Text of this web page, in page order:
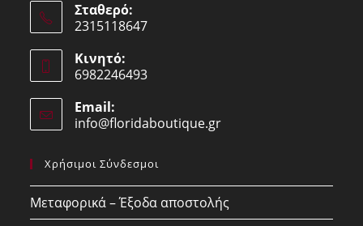
Σταθερό:
2315118647
in
your
application
Κινητό:
6982246493
in
your
Email:
info@floridaboutique.grOpens
Χρήσιμοι Σύνδεσμοι
Μεταφορικά – Έξοδα αποστολής